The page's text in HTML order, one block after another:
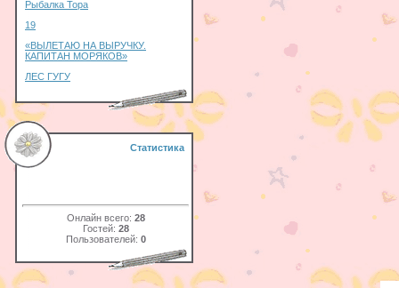
Рыбалка Тора
19
«ВЫЛЕТАЮ НА ВЫРУЧКУ.
КАПИТАН МОРЯКОВ»
ЛЕС ГУГУ
Статистика
Онлайн всего: 28
Гостей: 28
Пользователей: 0